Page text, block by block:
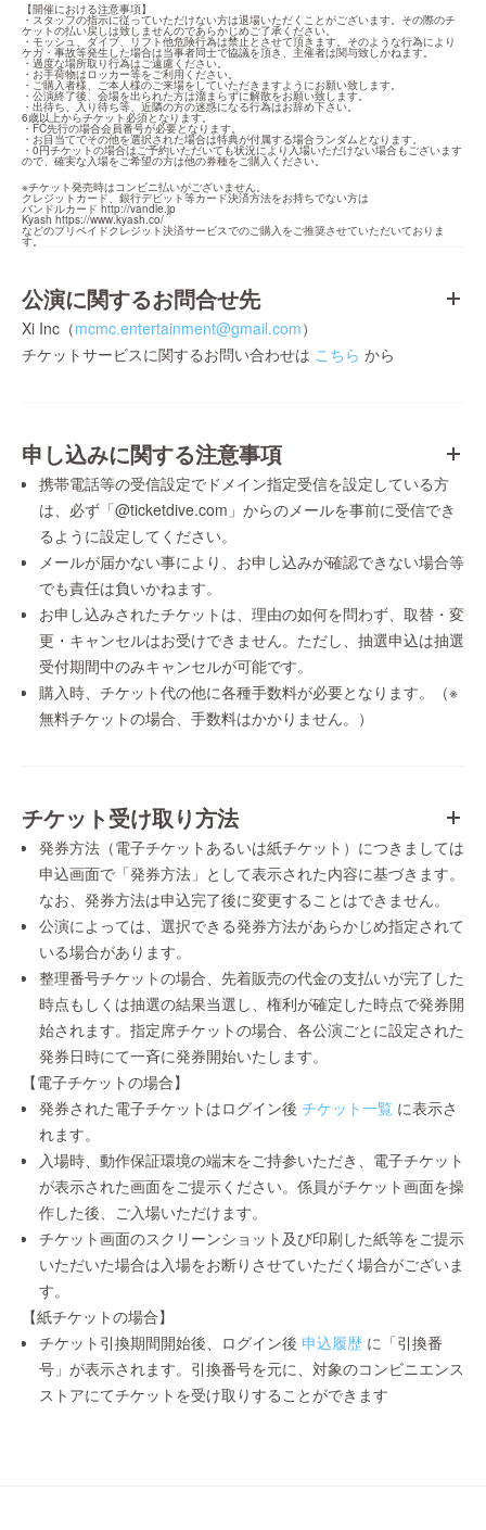
【開催における注意事項】
・スタッフの指示に従っていただけない方は退場いただくことがございます。その際のチ
ケットの払い戻しは致しませんのであらかじめご了承ください。
・モッシュ、ダイブ、リフト他危険行為は禁止とさせて頂きます。そのような行為により
ケガ・事故等発生した場合は当事者同士で協議を頂き、主催者は関与致しかねます。
・過度な場所取り行為はご遠慮ください。
・お手荷物はロッカー等をご利用ください。
・ご購入者様、ご本人様のご来場をしていただきますようにお願い致します。
・公演終了後、会場を出られた方は溜まらずに解散をお願い致します。
・出待ち、入り待ち等、近隣の方の迷惑になる行為はお辞め下さい。
6歳以上からチケット必須となります。
・FC先行の場合会員番号が必要となります。
・お目当てでその他を選択された場合は特典が付属する場合ランダムとなります。
・0円チケットの場合はご予約いただいても状況により入場いただけない場合もございます
ので、確実な入場をご希望の方は他の券種をご購入ください。
※チケット発売時はコンビニ払いがございません。
クレジットカード、銀行デビット等カード決済方法をお持ちでない方は
バンドルカード http://vandle.jp
Kyash https://www.kyash.co/
などのプリペイドクレジット決済サービスでのご購入をご推奨させていただいておりま
す。
公演に関するお問合せ先
Xi Inc（mcmc.entertainment@gmail.com）
チケットサービスに関するお問い合わせは こちら から
申し込みに関する注意事項
携帯電話等の受信設定でドメイン指定受信を設定している方
は、必ず「@ticketdive.com」からのメールを事前に受信でき
るように設定してください。
メールが届かない事により、お申し込みが確認できない場合等
でも責任は負いかねます。
お申し込みされたチケットは、理由の如何を問わず、取替・変
更・キャンセルはお受けできません。ただし、抽選申込は抽選
受付期間中のみキャンセルが可能です。
購入時、チケット代の他に各種手数料が必要となります。（※
無料チケットの場合、手数料はかかりません。）
チケット受け取り方法
発券方法（電子チケットあるいは紙チケット）につきましては
申込画面で「発券方法」として表示された内容に基づきます。
なお、発券方法は申込完了後に変更することはできません。
公演によっては、選択できる発券方法があらかじめ指定されて
いる場合があります。
整理番号チケットの場合、先着販売の代金の支払いが完了した
時点もしくは抽選の結果当選し、権利が確定した時点で発券開
始されます。指定席チケットの場合、各公演ごとに設定された
発券日時にて一斉に発券開始いたします。
【電子チケットの場合】
発券された電子チケットはログイン後 チケット一覧 に表示さ
れます。
入場時、動作保証環境の端末をご持参いただき、電子チケット
が表示された画面をご提示ください。係員がチケット画面を操
作した後、ご入場いただけます。
チケット画面のスクリーンショット及び印刷した紙等をご提示
いただいた場合は入場をお断りさせていただく場合がございま
す。
【紙チケットの場合】
チケット引換期間開始後、ログイン後 申込履歴 に「引換番
号」が表示されます。引換番号を元に、対象のコンビニエンス
ストアにてチケットを受け取りすることができます